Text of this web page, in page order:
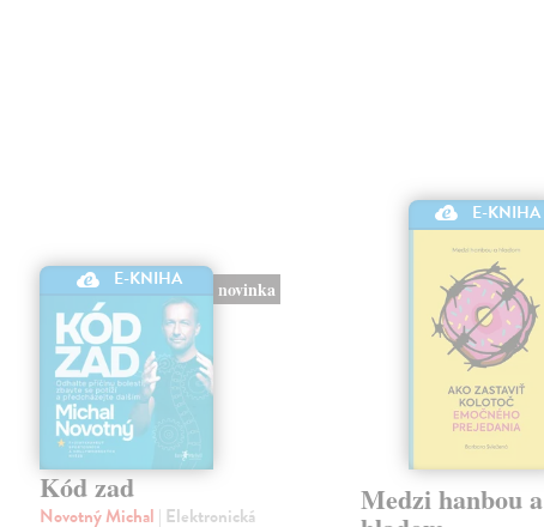
E-KNIHA novinka
Kód zad
Novotný Michal | Elektronická
E-KNIHA
Medzi hanbou a